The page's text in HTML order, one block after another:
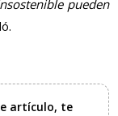
pueden
artículo, te